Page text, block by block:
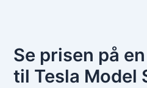
Se prisen på
til Tesla Model